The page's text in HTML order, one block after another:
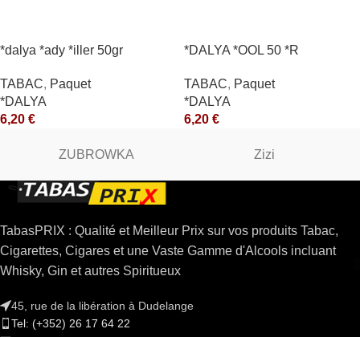
*dalya *ady *iller 50gr
TABAC, Paquet
*DALYA
6,20 €
*DALYA *OOL 50 *R
TABAC, Paquet
*DALYA
6,20 €
ZUBROWKA Zizi
TabasPRIX : Qualité et Meilleur Prix sur vos produits Tabac,
Cigarettes, Cigares et une Vaste Gamme d'Alcools incluant
Whisky, Gin et autres Spiritueux
45, rue de la libération à Dudelange
Tel: (+352) 26 17 64 22